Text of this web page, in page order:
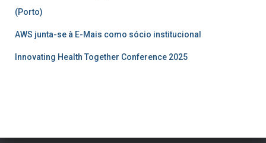
(Porto)
AWS junta-se à E-Mais como sócio institucional
Innovating Health Together Conference 2025